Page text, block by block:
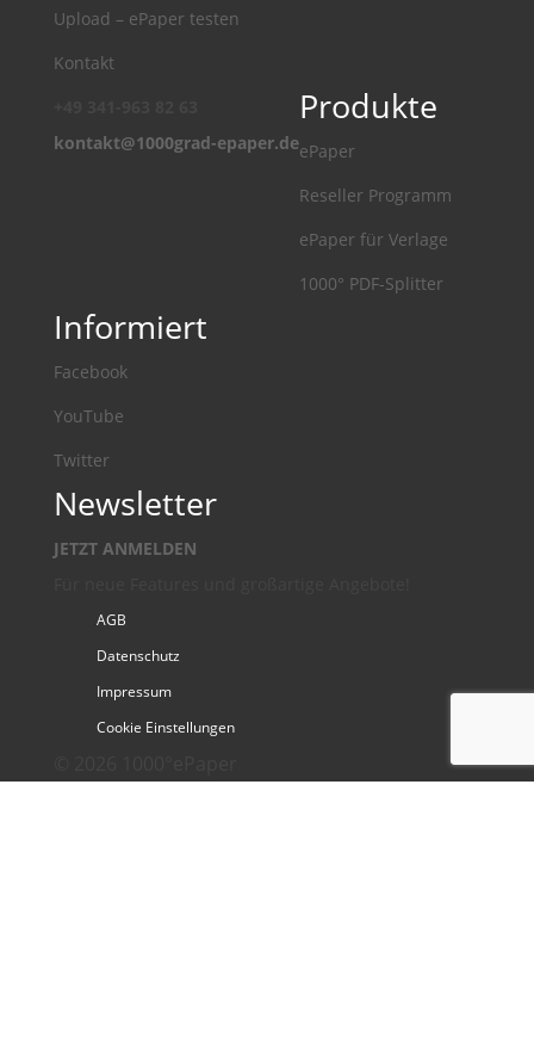
Upload – ePaper testen
Kontakt
kontakt@1000grad-epaper.de
Produkte
ePaper
Reseller Programm
ePaper für Verlage
1000° PDF-Splitter
Informiert
Facebook
YouTube
Twitter
Newsletter
JETZT ANMELDEN
AGB
Datenschutz
Impressum
Cookie Einstellungen